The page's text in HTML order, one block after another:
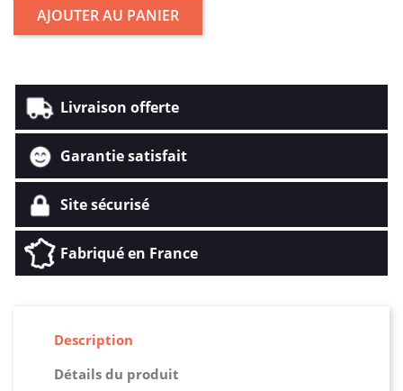
AJOUTER AU PANIER
Livraison offerte
Garantie satisfait
Site sécurisé
Fabriqué en France
Description
Détails du produit